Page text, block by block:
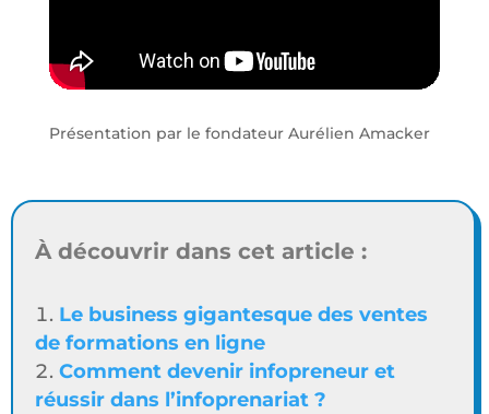
Présentation par le fondateur Aurélien Amacker
À découvrir dans cet article :
Le business gigantesque des ventes
de formations en ligne
Comment devenir infopreneur et
réussir dans l’infoprenariat ?